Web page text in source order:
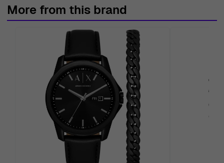
More from this brand